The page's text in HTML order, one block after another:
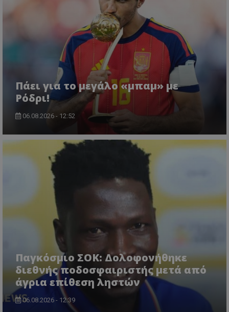
Πάει για το μεγάλο «μπαμ» με
Ρόδρι!
06.08.2026 - 12:52
Παγκόσμιο ΣΟΚ: Δολοφονήθηκε
διεθνής ποδοσφαιριστής μετά από
άγρια επίθεση ληστών
06.08.2026 - 12:39